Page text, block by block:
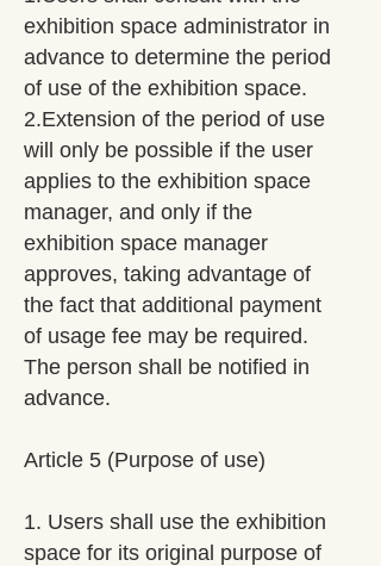
exhibition space administrator in
advance to determine the period
of use of the exhibition space.
2.Extension of the period of use
will only be possible if the user
applies to the exhibition space
manager, and only if the
exhibition space manager
approves, taking advantage of
the fact that additional payment
of usage fee may be required.
The person shall be notified in
advance.
Article 5 (Purpose of use)
1. Users shall use the exhibition
space for its original purpose of